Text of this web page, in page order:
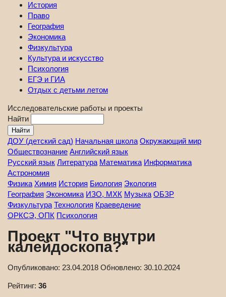
История
Право
География
Экономика
Физкультура
Культура и искусство
Психология
ЕГЭ и ГИА
Отдых с детьми летом
Исследовательские работы и проекты
Найти
ДОУ (детский сад) Начальная школа Окружающий мир
Обществознание Английский язык
Русский язык Литература Математика Информатика
Астрономия
Физика Химия История Биология Экология
География Экономика ИЗО, МХК Музыка ОБЗР
Физкультура Технология Краеведение
ОРКСЭ, ОПК Психология
Проект "Что внутри
калейдоскопа?"
Опубликовано: 23.04.2018 Обновлено: 30.10.2024
Рейтинг: 36